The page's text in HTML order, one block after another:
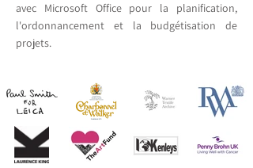
avec Microsoft Office pour la planification,
l'ordonnancement et la budgétisation de
projets.